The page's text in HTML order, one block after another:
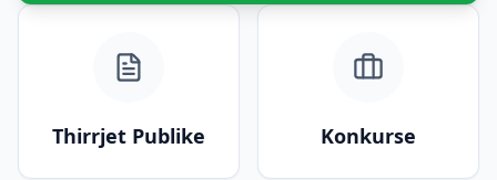
Thirrjet Publike Konkurse